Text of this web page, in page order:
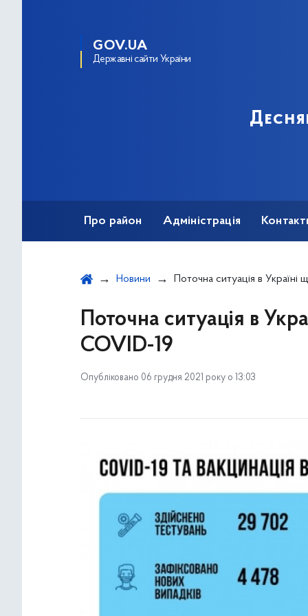
GOV.UA
Державні сайти України
Про район Адміністрація
Новини Поточна ситуація в Україні щодо
Поточна ситуація в
COVID-19
Опубліковано 06 грудня 2021 року о 13:03